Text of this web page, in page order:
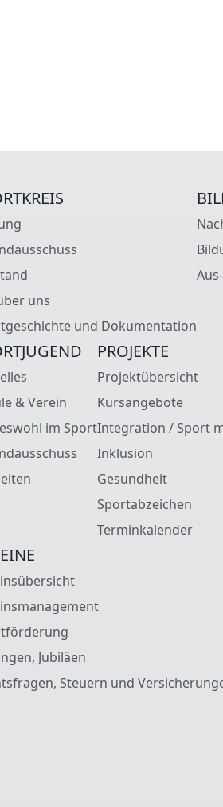
uns
und Dokumentation
& Verein
im Sport
PROJEKTE
Projektübersicht
Kursangebote
Integration / Sport
Inklusion
Gesundheit
Sportabzeichen
Terminkalender
Jubiläen
Steuern und